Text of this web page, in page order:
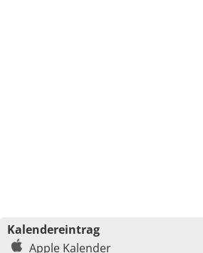
Kalendereintrag
Apple Kalender